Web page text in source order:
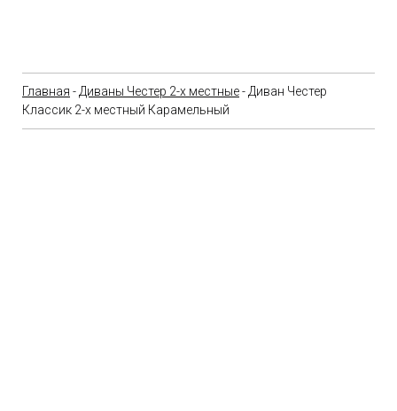
Главная -Диваны Честер 2-х местные- Диван Честер
Классик 2-х местный Карамельный